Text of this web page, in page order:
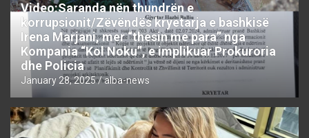
Video:Saranda nën thundrën e
korrupsionit/Zëvëndës kryetarja e bashkisë
Irena Marjani, mer “thesin me para” nga
Kompania “Kol Noku”, e implikuar Prokuroria
dhe Policia
January 28, 2025 alba-news